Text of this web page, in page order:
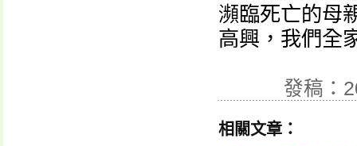
瀕臨死亡的母
高興，我們全
發稿：
相關文章：